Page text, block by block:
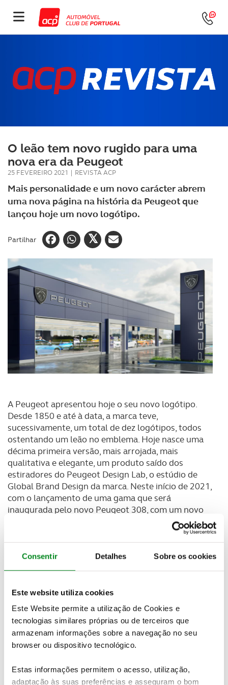
Consentir Detalhes Sobre os cookies
Este website utiliza cookies
Este Website permite a utilização de Cookies e
tecnologias similares próprias ou de terceiros que
armazenam informações sobre a navegação no seu
browser ou dispositivo tecnológico.
Estas informações permitem o acesso, utilização,
adaptação às suas preferências e asseguram o bom
O leão tem novo rugido para uma
nova era da Peugeot
25 FEVEREIRO 2021 | REVISTA ACP
Mais personalidade e um novo carácter abrem
uma nova página na história da Peugeot que
lançou hoje um novo logótipo.
Partilhar
A Peugeot apresentou hoje o seu novo logótipo.
Desde 1850 e até à data, a marca teve,
sucessivamente, um total de dez logótipos, todos
ostentando um leão no emblema. Hoje nasce uma
décima primeira versão, mais arrojada, mais
qualitativa e elegante, um produto saído dos
estiradores do Peugeot Design Lab, o estúdio de
Global Brand Design da marca. Neste início de 2021,
com o lançamento de uma gama que será
inaugurada pelo novo Peugeot 308, com um novo
site de internet e com o nascimento da Stellantis.